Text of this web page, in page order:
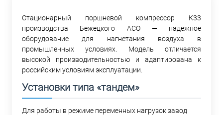
Стационарный поршневой компрессор К33
производства Бежецкого АСО — надежное
оборудование для нагнетания воздуха в
промышленных условиях. Модель отличается
высокой производительностью и адаптирована к
российским условиям эксплуатации.
Установки типа «тандем»
Для работы в режиме переменных нагрузок завод